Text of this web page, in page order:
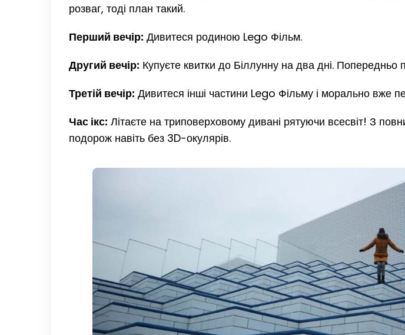
розваг, тоді план такий.
Перший вечір: Дивитеся родиною Lego Фільм.
Другий вечір: Купуєте квитки до Біллунну на два дні.
Третій вечір: Дивитеся інші частини Lego Фільму і морально вже
Час ікс: Літаєте на триповерховому дивані рятуючи всесвіт! З
подорож навіть без 3D-окулярів.